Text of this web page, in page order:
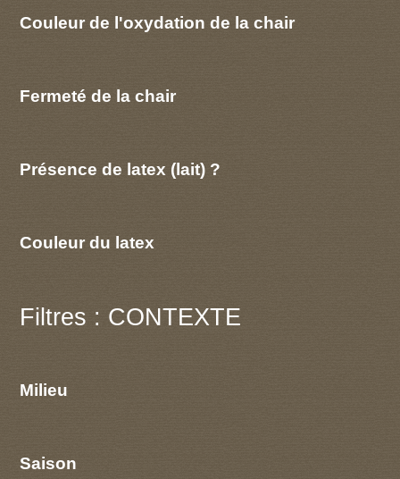
Couleur de l'oxydation de la chair
Fermeté de la chair
Présence de latex (lait) ?
Couleur du latex
Filtres : CONTEXTE
Milieu
Saison